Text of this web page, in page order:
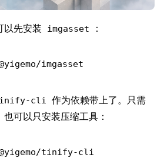
以先安装 imgasset ：
cli 作为依赖带上了。只需
可以只安装压缩工具：